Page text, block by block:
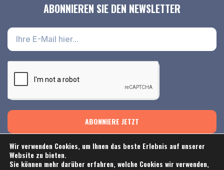
ABONNIEREN SIE DEN NEWSLETTER
ABONNIERE JETZT
Wir verwenden Cookies, um Ihnen das beste Erlebnis auf unserer
Website zu bieten.
Sie können mehr darüber erfahren, welche Cookies wir verwenden,